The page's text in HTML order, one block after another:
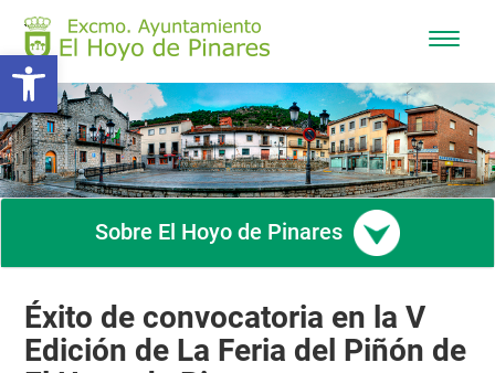
Abrir barra de herramientas
Ocultar
Sobre El Hoyo de Pinares
Éxito de convocatoria en la V
Edición de La Feria del Piñón de